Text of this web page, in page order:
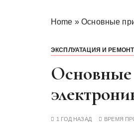
Home »Основные
ЭКСПЛУАТАЦИЯ И РЕМОНТ
Основные
1 ГОД НАЗАД ВРЕМЯ